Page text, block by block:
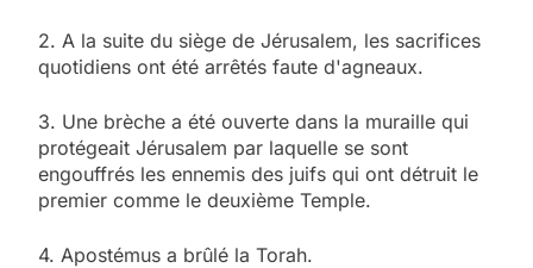
2. A la suite du siège de Jérusalem, les sacrifices
quotidiens ont été arrêtés faute d'agneaux.
3. Une brèche a été ouverte dans la muraille qui
protégeait Jérusalem par laquelle se sont
engouffrés les ennemis des juifs qui ont détruit le
premier comme le deuxième Temple.
4. Apostémus a brûlé la Torah.